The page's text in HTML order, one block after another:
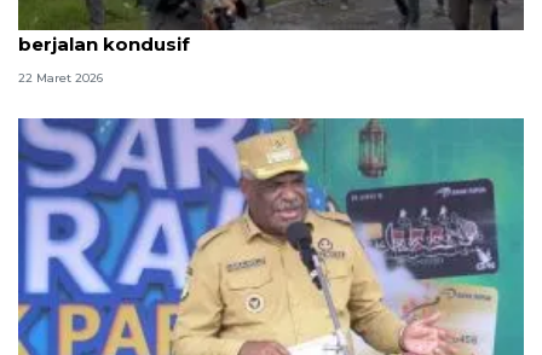
Polri pastikan perayaan Idul Fitri di Papua Tengah
berjalan kondusif
22 Maret 2026